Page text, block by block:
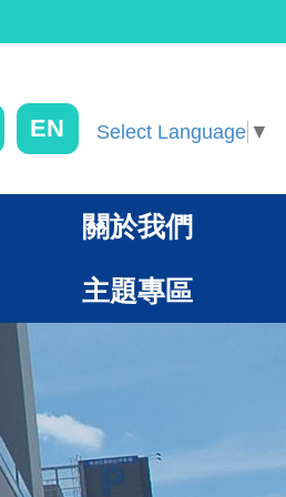
EN Select Language ▼
關於我們
主題專區